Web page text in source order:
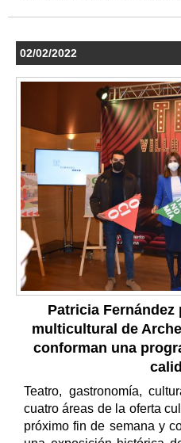
02/02/2022
Patricia Fernández
multicultural de
conforman una
Teatro, gastronomía,
cuatro áreas de la oferta
próximo fin de semana y